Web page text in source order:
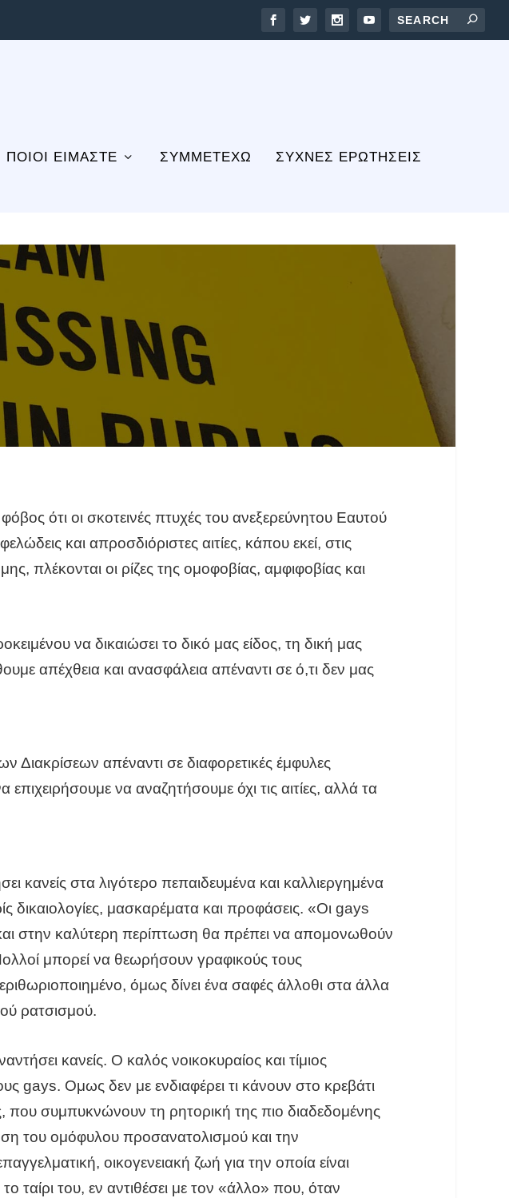
ΠΟΙΟΙ ΕΙΜΑΣΤΕ ΣΥΜΜΕΤΕΧΩ ΣΥΧΝΕΣ ΕΡΩΤΗΣΕΙΣ
ότι οι σκοτεινές πτυχές του ανεξερεύνητου Εαυτού
και απροσδιόριστες αιτίες, κάπου εκεί, στις
πλέκονται οι ρίζες της ομοφοβίας, αμφιφοβίας και
να δικαιώσει το δικό μας είδος, τη δική μας
απέχθεια και ανασφάλεια απέναντι σε ό,τι δεν μας
απέναντι σε διαφορετικές έμφυλες
να αναζητήσουμε όχι τις αιτίες, αλλά τα
κανείς στα λιγότερο πεπαιδευμένα και καλλιεργημένα
δικαιολογίες, μασκαρέματα και προφάσεις. «Οι gays
και στην καλύτερη περίπτωση θα πρέπει να απομονωθούν
μπορεί να θεωρήσουν γραφικούς τους
όμως δίνει ένα σαφές άλλοθι στα άλλα
ρατσισμού.
κανείς. Ο καλός νοικοκυραίος και τίμιος
gays. Ομως δεν με ενδιαφέρει τι κάνουν στο κρεβάτι
που συμπυκνώνουν τη ρητορική της πιο διαδεδομένης
του ομόφυλου προσανατολισμού και την
οικογενειακή ζωή για την οποία είναι
ταίρι του, εν αντιθέσει με τον «άλλο» που, όταν